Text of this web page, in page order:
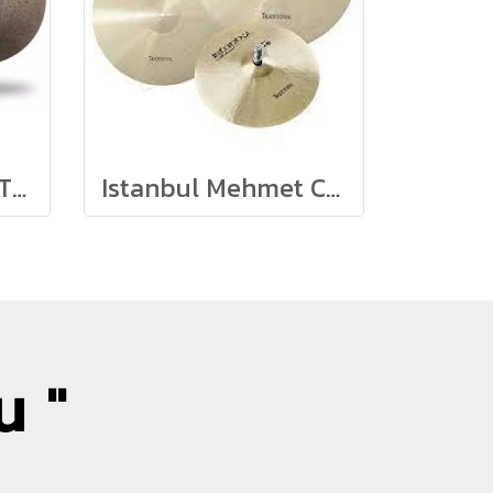
Istanbul Mehmet TW-SET Istanbul Mehmet Cymbals TR-SET Traditional Set
"